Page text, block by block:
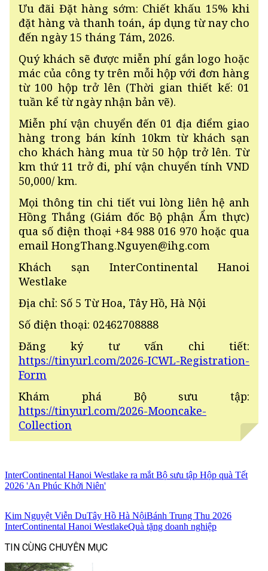
Ưu đãi Đặt hàng sớm: Chiết khấu 15% khi
đặt hàng và thanh toán, áp dụng từ nay cho
đến ngày 15 tháng Tám, 2026.
Quý khách sẽ được miễn phí gắn logo hoặc
mác của công ty trên mỗi hộp với đơn hàng
từ 100 hộp trở lên (Thời gian thiết kế: 01
tuần kể từ ngày nhận bản vẽ).
Miễn phí vận chuyển đến 01 địa điểm giao
hàng trong bán kính 10km từ khách sạn
cho khách hàng mua từ 50 hộp trở lên. Từ
km thứ 11 trở đi, phí vận chuyển tính VND
50,000/ km.
Mọi thông tin chi tiết vui lòng liên hệ anh
Hồng Thắng (Giám đốc Bộ phận Ẩm thực)
qua số điện thoại +84 988 016 970 hoặc qua
email HongThang.Nguyen@ihg.com
Khách sạn InterContinental Hanoi
Westlake
Địa chỉ: Số 5 Từ Hoa, Tây Hồ, Hà Nội
Số điện thoại: 02462708888
Đăng ký tư vấn chi tiết:
https://tinyurl.com/2026-ICWL-Registration-
Form
Khám phá Bộ sưu tập:
https://tinyurl.com/2026-Mooncake-
Collection
InterContinental Hanoi Westlake ra mắt Bộ sưu tập Hộp quà Tết
2026 'An Phúc Khởi Niên'
Kim Nguyệt Viễn DuTây Hồ Hà NộiBánh Trung Thu 2026
InterContinental Hanoi WestlakeQuà tặng doanh nghiệp
TIN CÙNG CHUYÊN MỤC